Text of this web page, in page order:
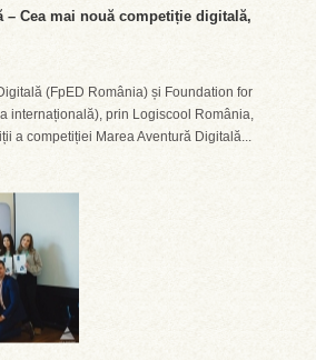
– Cea mai nouă competiție digitală,
(FpED România) și Foundation for
internațională), prin Logiscool România,
a competiției Marea Aventură Digitală...